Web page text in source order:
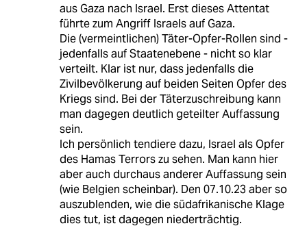
aus Gaza nach Israel. Erst dieses Attentat
führte zum Angriff Israels auf Gaza.
Die (vermeintlichen) Täter-Opfer-Rollen sind -
jedenfalls auf Staatenebene - nicht so klar
verteilt. Klar ist nur, dass jedenfalls die
Zivilbevölkerung auf beiden Seiten Opfer des
Kriegs sind. Bei der Täterzuschreibung kann
man dagegen deutlich geteilter Auffassung
sein.
Ich persönlich tendiere dazu, Israel als Opfer
des Hamas Terrors zu sehen. Man kann hier
aber auch durchaus anderer Auffassung sein
(wie Belgien scheinbar). Den 07.10.23 aber so
auszublenden, wie die südafrikanische Klage
dies tut, ist dagegen niederträchtig.